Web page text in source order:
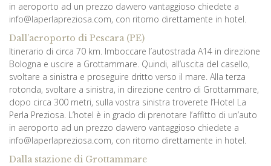
in aeroporto ad un prezzo davvero vantaggioso chiedete a
info@laperlapreziosa.com, con ritorno direttamente in hotel.
Dall’aeroporto di Pescara (PE)
Itinerario di circa 70 km. Imboccare l’autostrada A14 in direzione
Bologna e uscire a Grottammare. Quindi, all’uscita del casello,
svoltare a sinistra e proseguire dritto verso il mare. Alla terza
rotonda, svoltare a sinistra, in direzione centro di Grottammare,
dopo circa 300 metri, sulla vostra sinistra troverete l’Hotel La
Perla Preziosa. L’hotel è in grado di prenotare l’affitto di un’auto
in aeroporto ad un prezzo davvero vantaggioso chiedete a
info@laperlapreziosa.com, con ritorno direttamente in hotel.
Dalla stazione di Grottammare